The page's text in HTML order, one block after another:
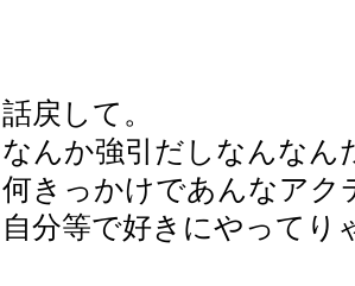
話戻して。
なんか強引だしなんなん
何きっかけであんなアク
自分等で好きにやってり